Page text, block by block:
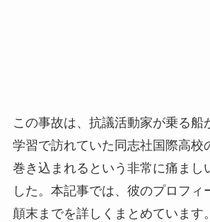
この事故は、抗議活動家が乗る船
学習で訪れていた同志社国際高校
巻き込まれるという非常に痛まし
した。本記事では、彼のプロフィ
顛末までを詳しくまとめています。